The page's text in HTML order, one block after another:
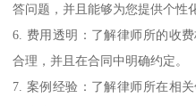
答问题，并且能够为您提供个性
6. 费用透明：了解律师所的收
合理，并且在合同中明确约定。
7. 案例经验：了解律师所在相